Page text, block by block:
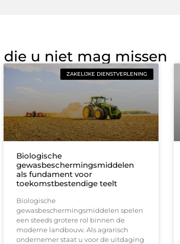
die u niet mag missen
ZAKELIJKE DIENSTVERLENING
Biologische
gewasbeschermingsmiddelen
als fundament voor
toekomstbestendige teelt
Biologische
gewasbeschermingsmiddelen spelen
een steeds grotere rol binnen de
moderne landbouw. Als agrarisch
ondernemer staat u voor de uitdaging